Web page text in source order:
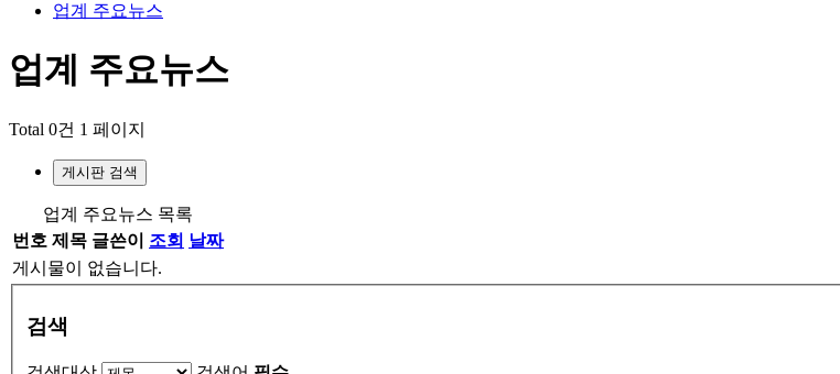
업계 주요뉴스
업계 주요뉴스
Total 0건 1 페이지
게시판 검색
업계 주요뉴스 목록
번호 제목 글쓴이 조회 날짜
게시물이 없습니다.
검색